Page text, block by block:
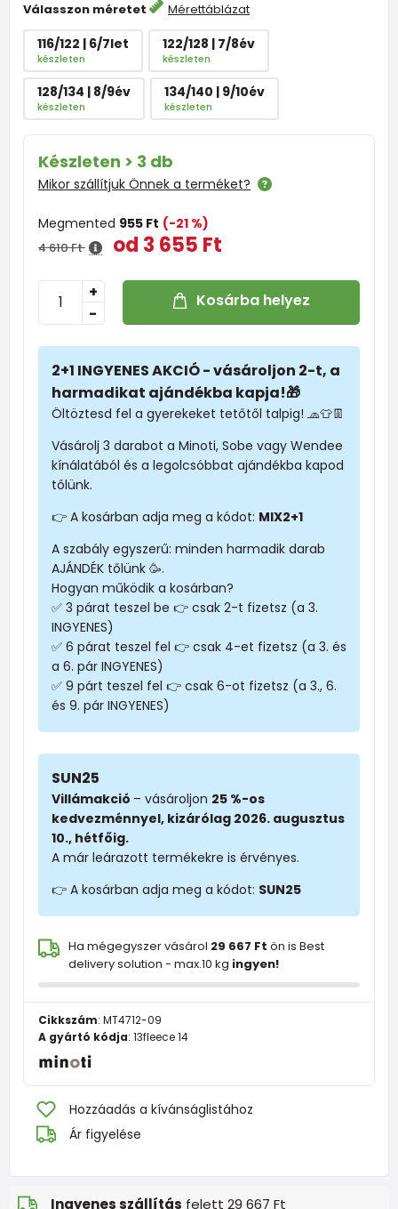
Válasszon méretet Mérettáblázat
116/122 | 6/7let
készleten
122/128 | 7/8év
készleten
128/134 | 8/9év
készleten
134/140 | 9/10év
készleten
Készleten > 3 db
Mikor szállítjuk Önnek a terméket?
Megmented 955 Ft (-21 %)
4 610 Ft od 3 655 Ft
-
+ Kosárba helyez
2+1 INGYENES AKCIÓ - vásároljon 2-t, a
harmadikat ajándékba kapja!🎁
Öltöztesd fel a gyerekeket tetőtől talpig! 🧢👕👖
Vásárolj 3 darabot a Minoti, Sobe vagy Wendee
kínálatából és a legolcsóbbat ajándékba kapod
tőlünk.
👉 A kosárban adja meg a kódot: MIX2+1
A szabály egyszerű: minden harmadik darab
AJÁNDÉK tőlünk 🥳.
Hogyan működik a kosárban?
✅ 3 párat teszel be 👉 csak 2-t fizetsz (a 3.
INGYENES)
✅ 6 párat teszel fel 👉 csak 4-et fizetsz (a 3. és
a 6. pár INGYENES)
✅ 9 párt teszel fel 👉 csak 6-ot fizetsz (a 3., 6.
és 9. pár INGYENES)
SUN25
Villámakció – vásároljon 25 %-os
kedvezménnyel, kizárólag 2026. augusztus
10., hétfőig.
A már leárazott termékekre is érvényes.
👉 A kosárban adja meg a kódot: SUN25
Ha mégegyszer vásárol 29 667 Ft ön is Best
delivery solution - max.10 kg ingyen!
Cikkszám: MT4712-09
A gyártó kódja: 13fleece 14
Hozzáadás a kívánságlistához
Ár figyelése
Ingyenes szállítás felett 29 667 Ft